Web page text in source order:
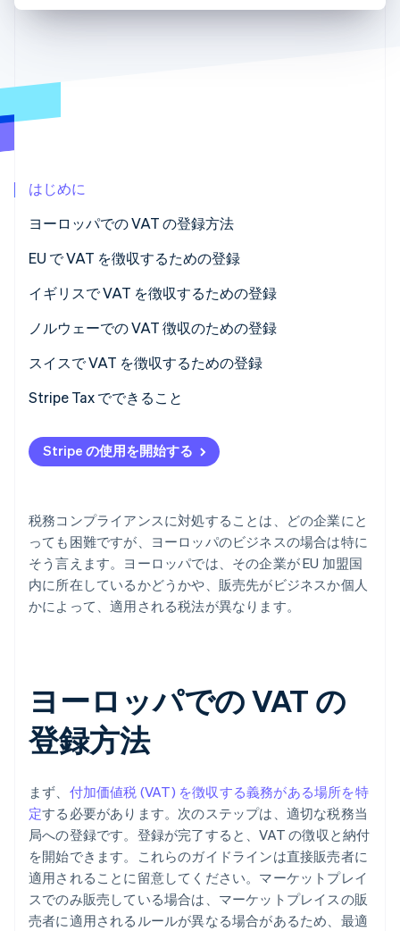
スタートアップの企業設立
Identity
Stripe が AI の経済インフラをどのように構築しているかを
こちらをご覧ください
はじめに
ヨーロッパでの VAT の登録方法
EU で VAT を徴収するための登録
登録すべき状況
VAT 番号の登録方法
イギリスで VAT を徴収するための登録
登録すべき状況
VAT 番号の登録方法
ノルウェーでの VAT 徴収のための登録
登録すべき状況
VAT 番号の登録方法
スイスで VAT を徴収するための登録
登録が必要なケース
Stripe Tax でできること
Stripe の使用を開始する
税務コンプライアンスに対処することは、どの企業にと
っても困難ですが、ヨーロッパのビジネスの場合は特に
そう言えます。ヨーロッパでは、その企業が EU 加盟国
内に所在しているかどうかや、販売先がビジネスか個人
かによって、適用される税法が異なります。
ヨーロッパでの VAT の
登録方法
まず、 付加価値税 (VAT) を徴収する義務がある場所を特
定する必要があります。次のステップは、適切な税務当
局への登録です。登録が完了すると、VAT の徴収と納付
を開始できます。これらのガイドラインは直接販売者に
適用されることに留意してください。マーケットプレイ
スでのみ販売している場合は、マーケットプレイスの販
売者に適用されるルールが異なる場合があるため、最適